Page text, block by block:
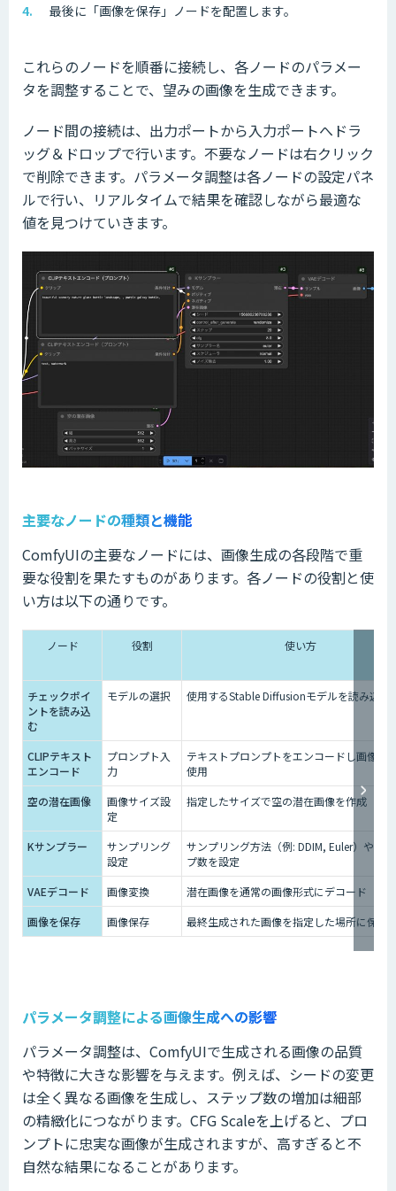
最後に「画像を保存」ノードを配置します。
これらのノードを順番に接続し、各ノードのパラメー
タを調整することで、望みの画像を生成できます。
ノード間の接続は、出力ポートから入力ポートへドラ
ッグ＆ドロップで行います。不要なノードは右クリック
で削除できます。パラメータ調整は各ノードの設定パネ
ルで行い、リアルタイムで結果を確認しながら最適な
値を見つけていきます。
主要なノードの種類と機能
ComfyUIの主要なノードには、画像生成の各段階で重
要な役割を果たすものがあります。各ノードの役割と使
い方は以下の通りです。
ノード 役割 使い方
チェックポイ
ントを読み込
む
モデルの選択 使用するStable Diffusionモデルを読み込む
CLIPテキスト
エンコード
プロンプト入
力
テキストプロンプトをエンコードし画像生
使用
空の潜在画像
画像サイズ設
定
指定したサイズで空の潜在画像を作成
Kサンプラー
サンプリング
設定
サンプリング方法（例: DDIM, Euler）やス
プ数を設定
VAEデコード
画像変換
潜在画像を通常の画像形式にデコード
画像を保存
画像保存 最終生成された画像を指定した場所に保存
パラメータ調整による画像生成への影響
パラメータ調整は、ComfyUIで生成される画像の品質
や特徴に大きな影響を与えます。例えば、シードの変更
は全く異なる画像を生成し、ステップ数の増加は細部
の精緻化につながります。CFG Scaleを上げると、プロ
ンプトに忠実な画像が生成されますが、高すぎると不
自然な結果になることがあります。